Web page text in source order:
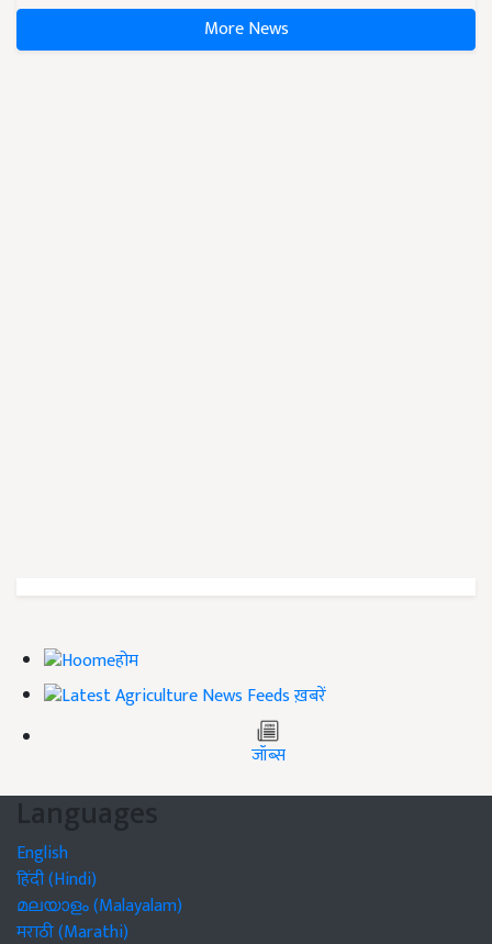
More News
होम
ख़बरें
जॉब्स
Languages
English
हिंदी (Hindi)
മലയാളം (Malayalam)
मराठी (Marathi)